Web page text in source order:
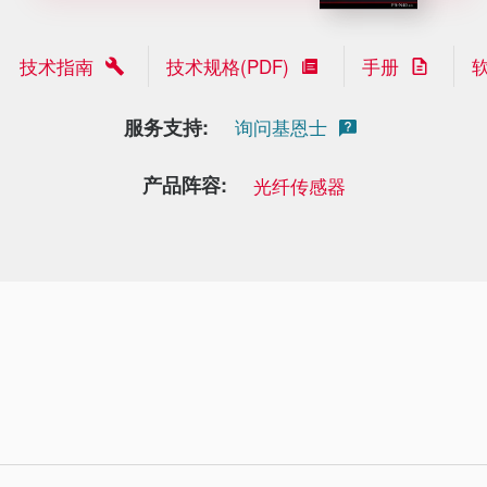
技术指南 技术规格(PDF) 手册
服务支持: 询问基恩士
产品阵容: 光纤传感器